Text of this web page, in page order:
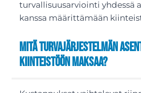
turvallisuusarviointi yhdessä
kanssa määrittämään
Mitä turvajärjestelmän
kiinteistöön maksaa?